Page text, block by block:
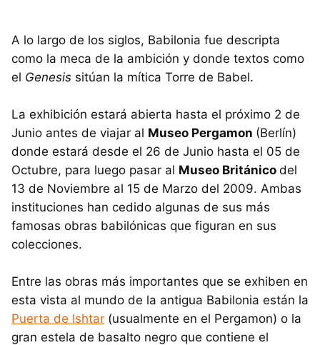
A lo largo de los siglos, Babilonia fue descripta
como la meca de la ambición y donde textos como
el Genesis sitúan la mítica Torre de Babel.
La exhibición estará abierta hasta el próximo 2 de
Junio antes de viajar al Museo Pergamon (Berlín)
donde estará desde el 26 de Junio hasta el 05 de
Octubre, para luego pasar al Museo Británico del
13 de Noviembre al 15 de Marzo del 2009. Ambas
instituciones han cedido algunas de sus más
famosas obras babilónicas que figuran en sus
colecciones.
Entre las obras más importantes que se exhiben en
esta vista al mundo de la antigua Babilonia están la
Puerta de Ishtar (usualmente en el Pergamon) o la
gran estela de basalto negro que contiene el